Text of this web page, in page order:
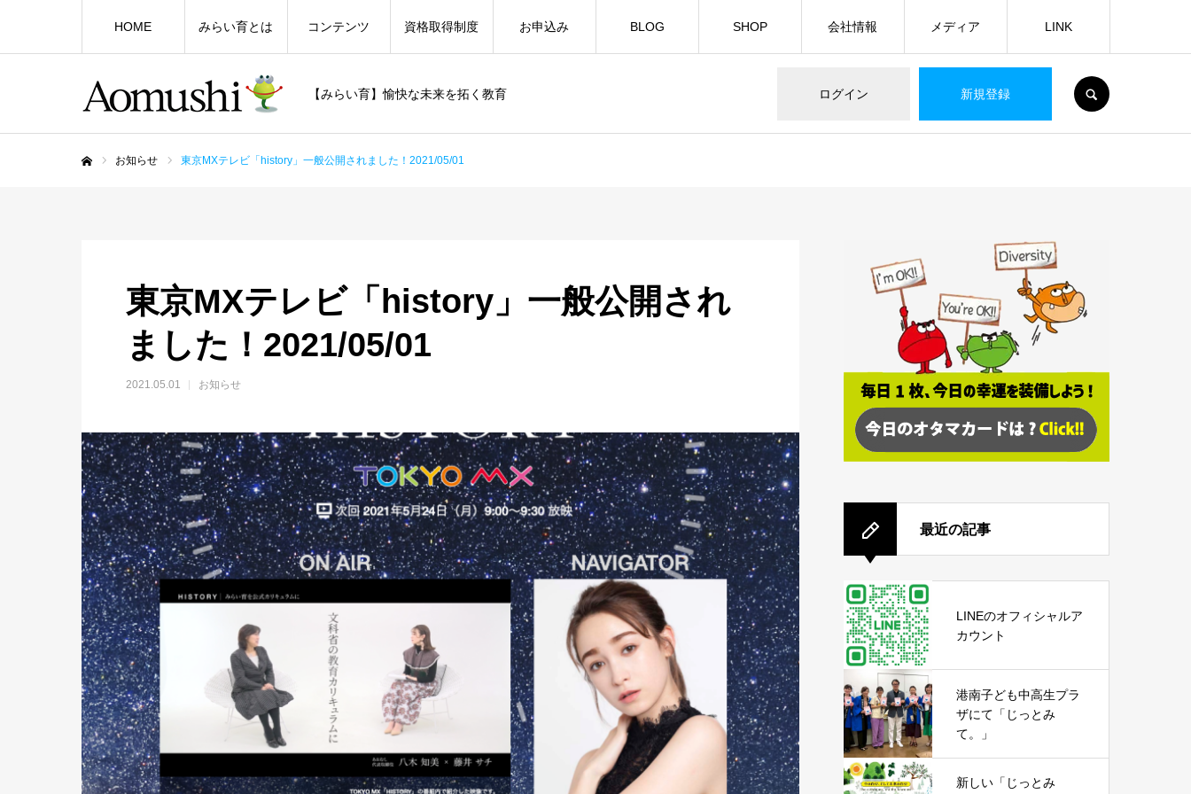
【みらい育】愉快な未来を拓く教育 ログイン 新規登録
HOME みらい育とは コンテンツ 資格取得制度 お申込み BLOG SHOP 会社情報 メディア LINK
お知らせ 東京MXテレビ「history」一般公開されました！2021/05/01
東京MXテレビ「history」一般公開され
ました！2021/05/01
2021.05.01 お知らせ
最近の記事
LINEのオフィシャルア
カウント
港南子ども中高生プラ
ザにて「じっとみ
て。」
新しい「じっとみ